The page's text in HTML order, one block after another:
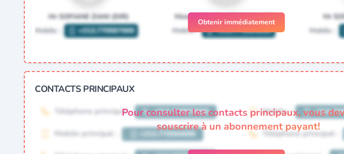
Obtenir immédiatement
CONTACTS PRINCIPAUX
Pour consulter les contacts principaux, vous
souscrire à un abonnement payant!